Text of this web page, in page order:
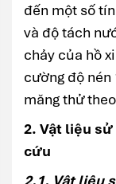
đến một số
và độ tách
chảy của hồ
cường độ nén
măng thử
2. Vật liệu
cứu